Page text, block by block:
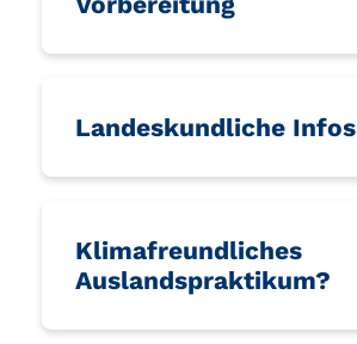
Landeskundliche Infos
Klimafreundliches
Auslandspraktikum?